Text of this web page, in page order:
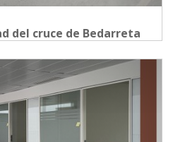
del cruce de Bedarreta